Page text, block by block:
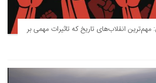
انقلاب‌های تاریخ که تاثیرات مهمی بر